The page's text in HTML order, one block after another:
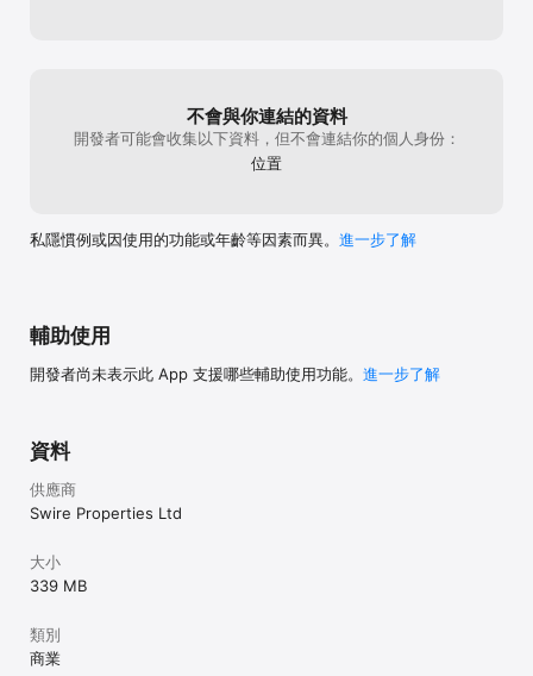
不會與你連結的資料
開發者可能會收集以下資料，但不會連結你的個人身份：
位置
私隱慣例或因使用的功能或年齡等因素而異。 進一步了解
輔助使用
開發者尚未表示此 App 支援哪些輔助使用功能。 進一步了解
資料
供應商
Swire Properties Ltd
大小
339 MB
類別
商業